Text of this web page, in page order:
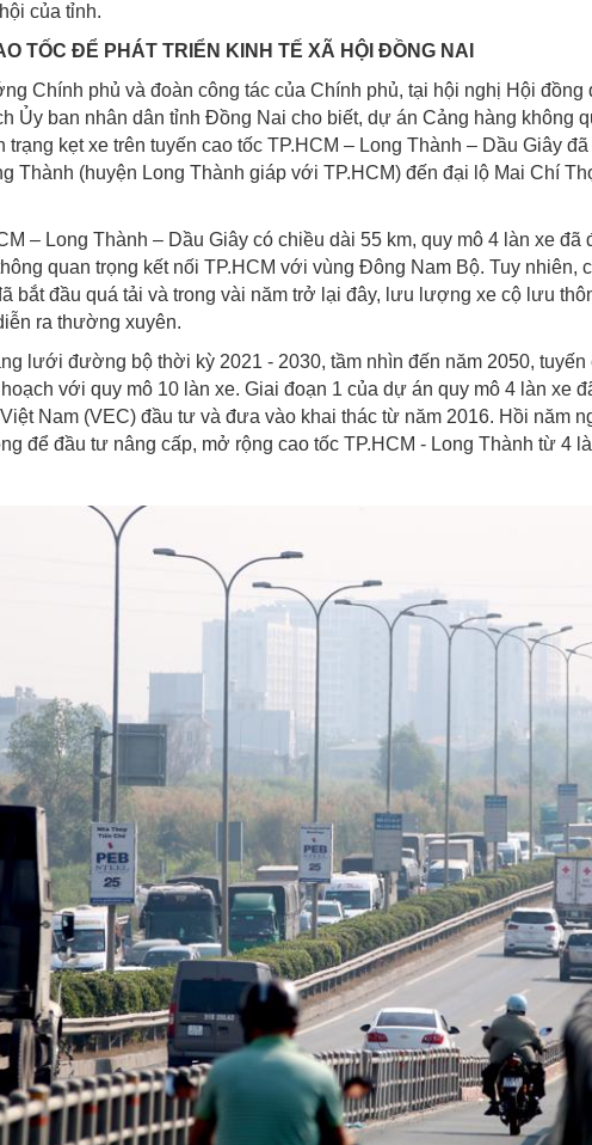
của tỉnh.
TỐC ĐỂ PHÁT TRIỂN KINH TẾ XÃ HỘI ĐỒNG NAI
Chính phủ và đoàn công tác của Chính phủ, tại hội nghị Hội
Ủy ban nhân dân tỉnh Đồng Nai cho biết, dự án Cảng hàng không
kẹt xe trên tuyến cao tốc TP.HCM – Long Thành – Dầu Giây
Thành (huyện Long Thành giáp với TP.HCM) đến đại lộ Mai Chí
– Long Thành – Dầu Giây có chiều dài 55 km, quy mô 4 làn xe
quan trọng kết nối TP.HCM với vùng Đông Nam Bộ. Tuy nhiên,
bắt đầu quá tải và trong vài năm trở lại đây, lưu lượng xe cộ lưu
ra thường xuyên.
lưới đường bộ thời kỳ 2021 - 2030, tầm nhìn đến năm 2050,
với quy mô 10 làn xe. Giai đoạn 1 của dự án quy mô 4 làn xe
Nam (VEC) đầu tư và đưa vào khai thác từ năm 2016. Hồi năm
để đầu tư nâng cấp, mở rộng cao tốc TP.HCM - Long Thành từ 4